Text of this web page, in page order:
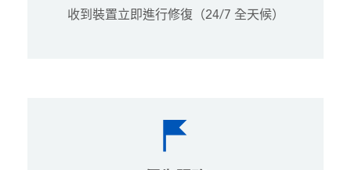
收到裝置立即進行修復（24/7 全天候）